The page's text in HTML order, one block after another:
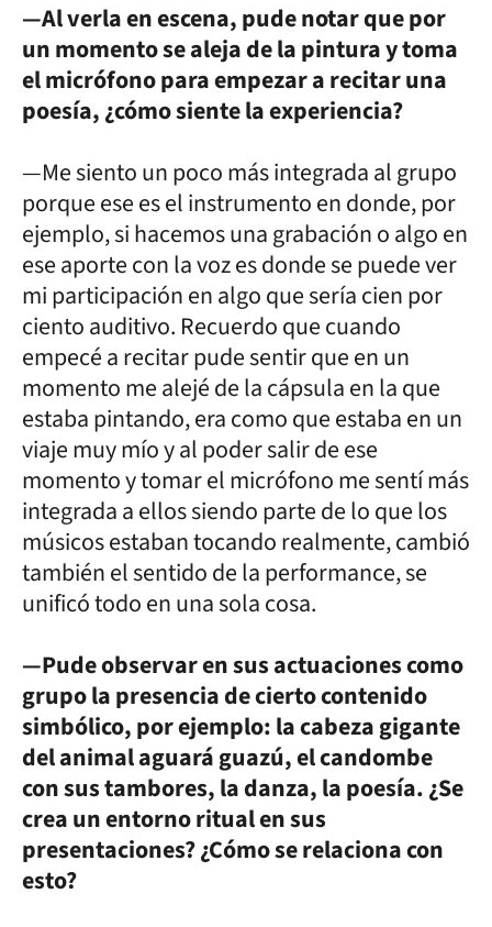
—Al verla en escena, pude notar que por
un momento se aleja de la pintura y toma
el micrófono para empezar a recitar una
poesía, ¿cómo siente la experiencia?
—Me siento un poco más integrada al grupo
porque ese es el instrumento en donde, por
ejemplo, si hacemos una grabación o algo en
ese aporte con la voz es donde se puede ver
mi participación en algo que sería cien por
ciento auditivo. Recuerdo que cuando
empecé a recitar pude sentir que en un
momento me alejé de la cápsula en la que
estaba pintando, era como que estaba en un
viaje muy mío y al poder salir de ese
momento y tomar el micrófono me sentí más
integrada a ellos siendo parte de lo que los
músicos estaban tocando realmente, cambió
también el sentido de la performance, se
unificó todo en una sola cosa.
—Pude observar en sus actuaciones como
grupo la presencia de cierto contenido
simbólico, por ejemplo: la cabeza gigante
del animal aguará guazú, el candombe
con sus tambores, la danza, la poesía. ¿Se
crea un entorno ritual en sus
presentaciones? ¿Cómo se relaciona con
esto?